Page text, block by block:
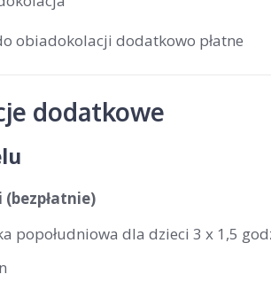
obiadokolacji dodatkowo płatne
dodatkowe
(bezpłatnie)
popołudniowa dla dzieci 3 x 1,5